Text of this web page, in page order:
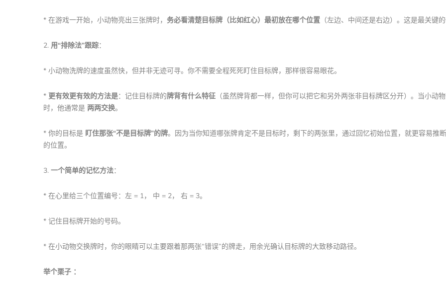
* 在游戏一开始，小动物亮出三张牌时， 务必看清楚目标牌（比如红心）最初放在哪个位置 （左边、中间还是右边）。这是最关键的
2. 用“排除法”跟踪：
* 小动物洗牌的速度虽然快，但并非无迹可寻。你不需要全程死死盯住目标牌，那样很容易眼花。
* 更有效更有效的方法是：记住目标牌的牌背有什么特征 （虽然牌背都一样，但你可以把它和另外两张非目标牌区分开）。当小动
时，他通常是 两两交换。
* 你的目标是 盯住那张“不是目标牌”的牌。因为当你知道哪张牌肯定不是目标时，剩下的两张里，通过回忆初始位置，就更容易推
的位置。
3. 一个简单的记忆方法：
* 在心里给三个位置编号：左 = 1， 中 = 2， 右 = 3。
* 记住目标牌开始的号码。
* 在小动物交换牌时，你的眼睛可以主要跟着那两张“错误”的牌走，用余光确认目标牌的大致移动路径。
举个栗子 ：